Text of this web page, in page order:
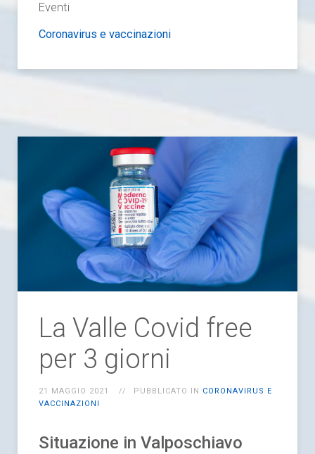
La Valle Covid free
per 3 giorni
21 MAGGIO 2021 PUBBLICATO IN CORONAVIRUS E
VACCINAZIONI
Situazione in Valposchiavo
Eventi
Coronavirus e vaccinazioni